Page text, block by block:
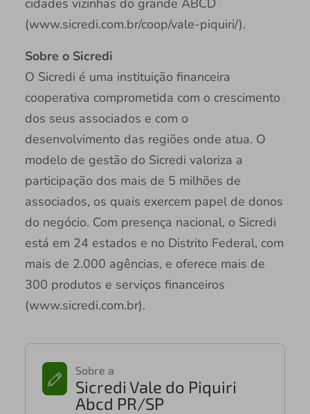
(www.sicredi.com.br/coop/vale-piquiri/).
Sobre o Sicredi
O Sicredi é uma instituição financeira
cooperativa comprometida com o crescimento
dos seus associados e com o
desenvolvimento das regiões onde atua. O
modelo de gestão do Sicredi valoriza a
participação dos mais de 5 milhões de
associados, os quais exercem papel de donos
do negócio. Com presença nacional, o Sicredi
está em 24 estados e no Distrito Federal, com
mais de 2.000 agências, e oferece mais de
300 produtos e serviços financeiros
(www.sicredi.com.br).
Sobre a
Sicredi Vale do Piquiri
Abcd PR/SP